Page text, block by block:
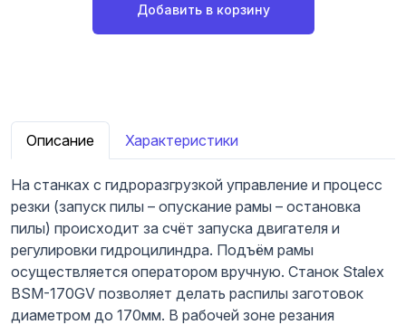
Добавить в корзину
Описание Характеристики
На станках с гидроразгрузкой управление и процесс
резки (запуск пилы – опускание рамы – остановка
пилы) происходит за счёт запуска двигателя и
регулировки гидроцилиндра. Подъём рамы
осуществляется оператором вручную. Станок Stalex
BSM-170GV позволяет делать распилы заготовок
диаметром до 170мм. В рабочей зоне резания